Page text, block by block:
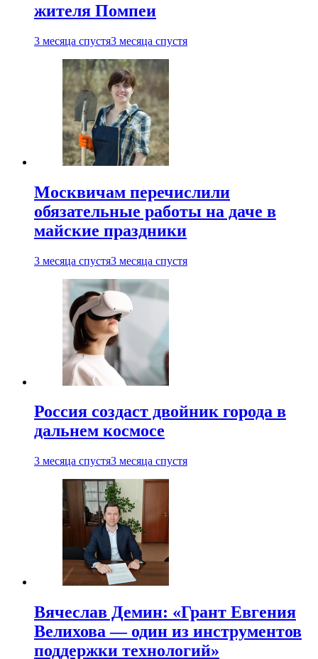
жителя Помпеи
3 месяца спустя3 месяца спустя
Москвичам перечислили
обязательные работы на даче в
майские праздники
3 месяца спустя3 месяца спустя
Россия создаст двойник города в
дальнем космосе
3 месяца спустя3 месяца спустя
Вячеслав Демин: «Грант Евгения
Велихова — один из инструментов
поддержки технологий»